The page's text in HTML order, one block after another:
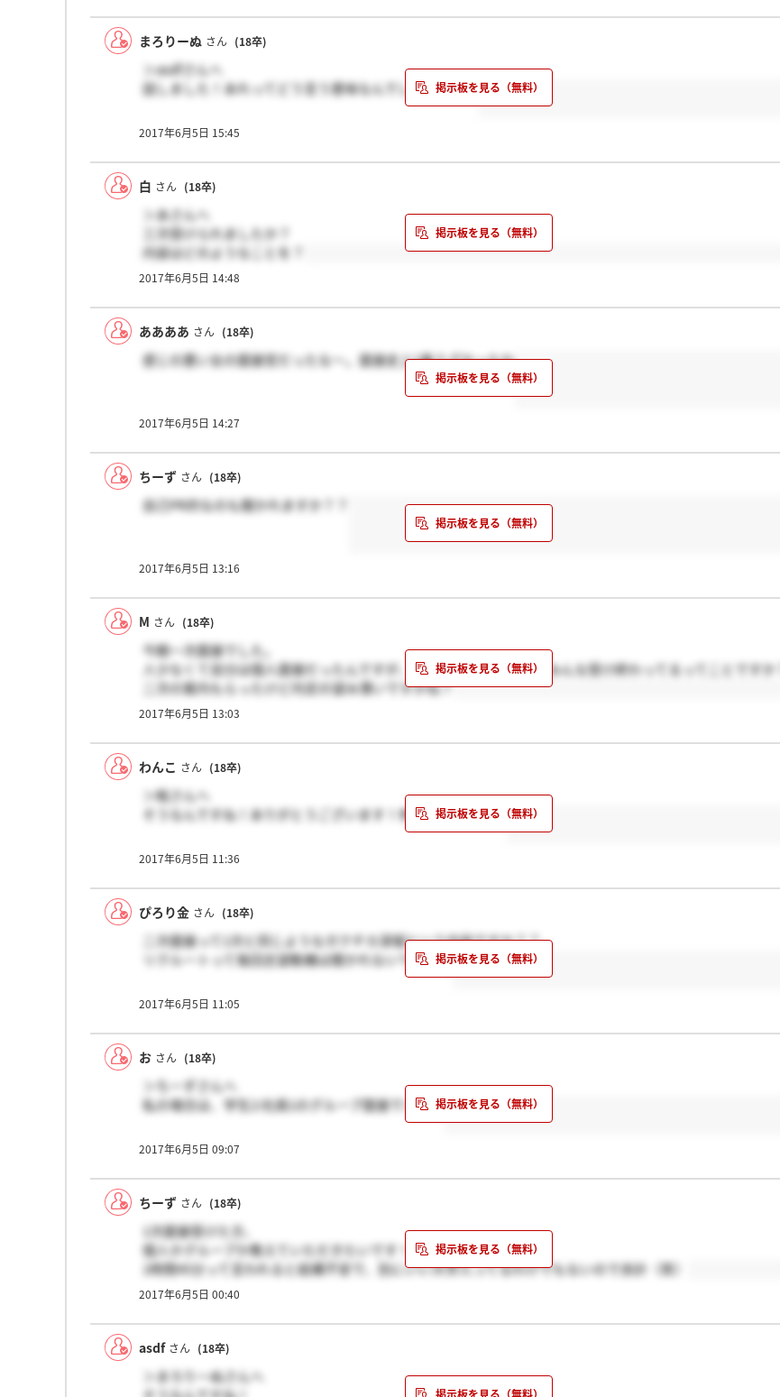
まろりーぬ さん (18卒)
＞asdfさんへ
話しました！あれってどう言う意味なんでしょうね…？
2017年6月5日 15:45
白 さん (18卒)
＞あさんへ
三次受けられましたか？
内容はどのようなことを？
2017年6月5日 14:48
ああああ さん (18卒)
感じの悪い女の面接官だったなー。面接史上1番うざかったわ
2017年6月5日 14:27
ちーず さん (18卒)
自己PR的なのも聞かれますか？？
2017年6月5日 13:16
M さん (18卒)
今朝一次面接でした。
人少なくて自分は個人面接だったんですが、このタイミングはもうみんな受け終わってるってことですか？
二次の案内もらったけど内定の望み薄いですかね？
2017年6月5日 13:03
わんこ さん (18卒)
＞鮭さんへ
そうなんですね！ありがとうございます！参考になります！
2017年6月5日 11:36
ぴろり金 さん (18卒)
二次面接って1次と同じようなガクチカ深堀という内容ですか？？
リクルートって毎回志望動機は聞かれないですよね
2017年6月5日 11:05
お さん (18卒)
＞ちーずさんへ
私の場合は、学生2:社員1のグループ面接でした。
2017年6月5日 09:07
ちーず さん (18卒)
1次面接受けた方、
個人かグループか教えていただきたいです！
1時間45分って言われると結構不安で、別にいい大学入ってるわけでもないので余計（笑）
2017年6月5日 00:40
asdf さん (18卒)
＞まろりーぬさんへ